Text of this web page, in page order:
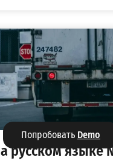
Попробовать Demo
русском